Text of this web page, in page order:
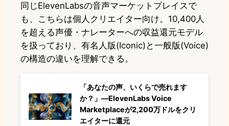
同じElevenLabsの音声マーケットプレイスで
も、こちらは個人クリエイター向け。10,400人
を超える声優・ナレーターへの収益還元モデル
を扱っており、有名人版(Iconic)と一般版(Voice)
の構造の違いを理解できる。
「あなたの声、いくらで売れます
か？」—ElevenLabs Voice
Marketplaceが2,200万ドルをクリ
エイターに還元